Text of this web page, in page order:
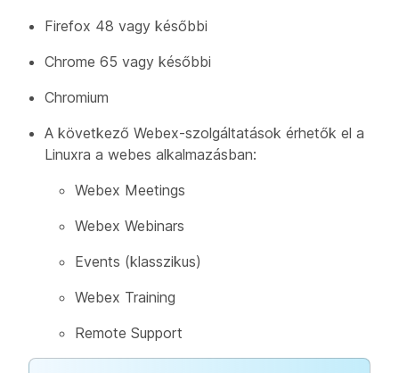
Firefox 48 vagy későbbi
Chrome 65 vagy későbbi
Chromium
A következő Webex-szolgáltatások érhetők el a
Linuxra a webes alkalmazásban:
Webex Meetings
Webex Webinars
Events (klasszikus)
Webex Training
Remote Support